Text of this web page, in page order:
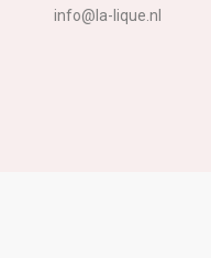
info@la-lique.nl